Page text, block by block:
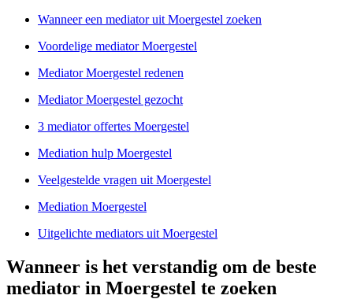
Wanneer een mediator uit Moergestel zoeken
Voordelige mediator Moergestel
Mediator Moergestel redenen
Mediator Moergestel gezocht
3 mediator offertes Moergestel
Mediation hulp Moergestel
Veelgestelde vragen uit Moergestel
Mediation Moergestel
Uitgelichte mediators uit Moergestel
Wanneer is het verstandig om de beste
mediator in Moergestel te zoeken